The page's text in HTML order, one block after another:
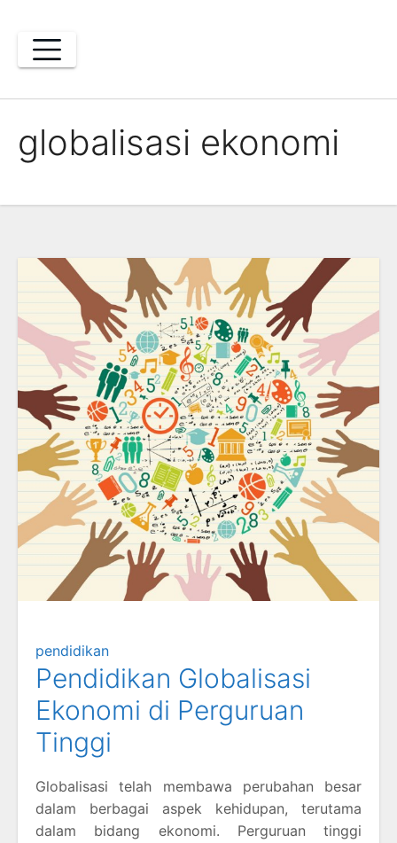
content
globalisasi ekonomi
pendidikan
Pendidikan Globalisasi
Ekonomi di Perguruan
Tinggi
Globalisasi telah membawa perubahan besar
dalam berbagai aspek kehidupan, terutama
dalam bidang ekonomi. Perguruan tinggi